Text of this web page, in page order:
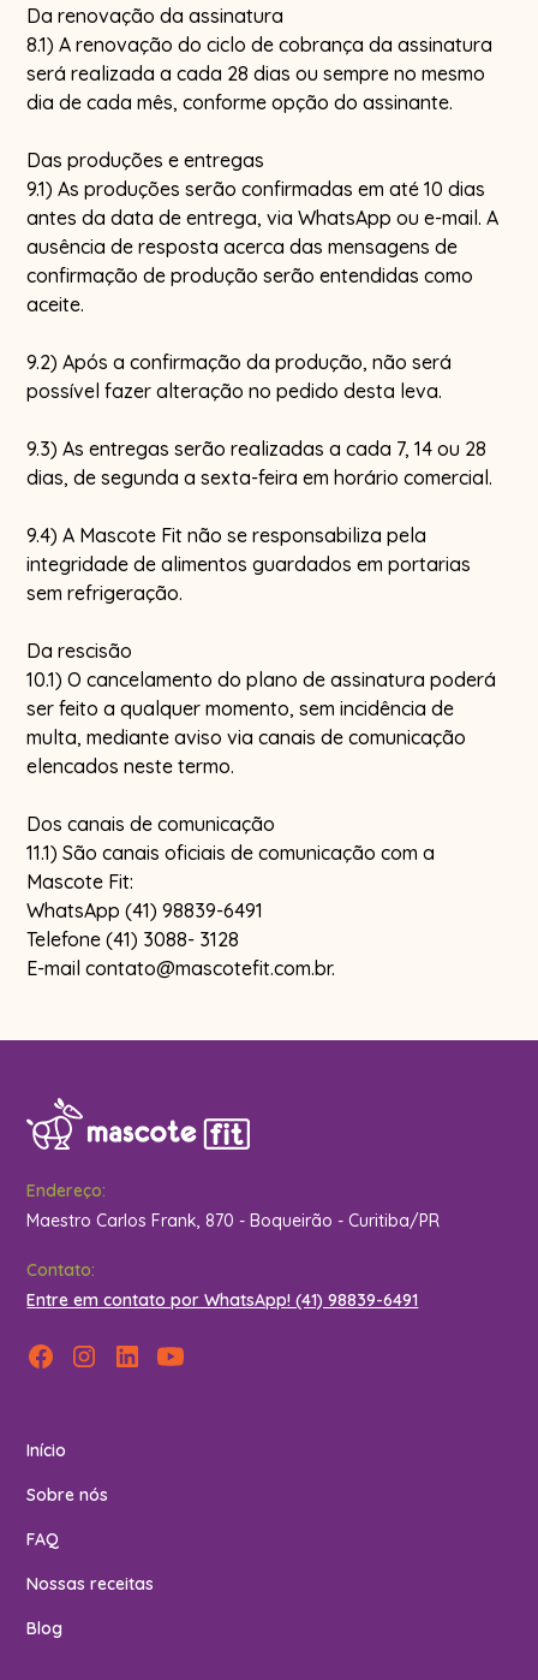
Da renovação da assinatura
8.1) A renovação do ciclo de cobrança da assinatura
será realizada a cada 28 dias ou sempre no mesmo
dia de cada mês, conforme opção do assinante.
Das produções e entregas
9.1) As produções serão confirmadas em até 10 dias
antes da data de entrega, via WhatsApp ou e-mail. A
ausência de resposta acerca das mensagens de
confirmação de produção serão entendidas como
aceite.
9.2) Após a confirmação da produção, não será
possível fazer alteração no pedido desta leva.
9.3) As entregas serão realizadas a cada 7, 14 ou 28
dias, de segunda a sexta-feira em horário comercial.
9.4) A Mascote Fit não se responsabiliza pela
integridade de alimentos guardados em portarias
sem refrigeração.
Da rescisão
10.1) O cancelamento do plano de assinatura poderá
ser feito a qualquer momento, sem incidência de
multa, mediante aviso via canais de comunicação
elencados neste termo.
Dos canais de comunicação
11.1) São canais oficiais de comunicação com a
Mascote Fit:
WhatsApp (41) 98839-6491
Telefone (41) 3088- 3128
E-mail contato@mascotefit.com.br.
Endereço:
Maestro Carlos Frank, 870 - Boqueirão - Curitiba/PR
Contato:
Entre em contato por WhatsApp! (41) 98839-6491
Início
Sobre nós
FAQ
Nossas receitas
Blog